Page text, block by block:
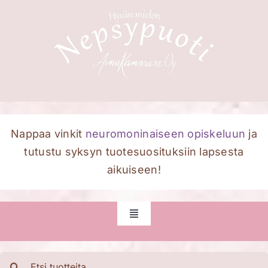
Nappaa vinkit neuromoninaiseen opiskeluun ja
tutustu syksyn tuotesuosituksiin lapsesta
aikuiseen!
Toggle
Etusivu